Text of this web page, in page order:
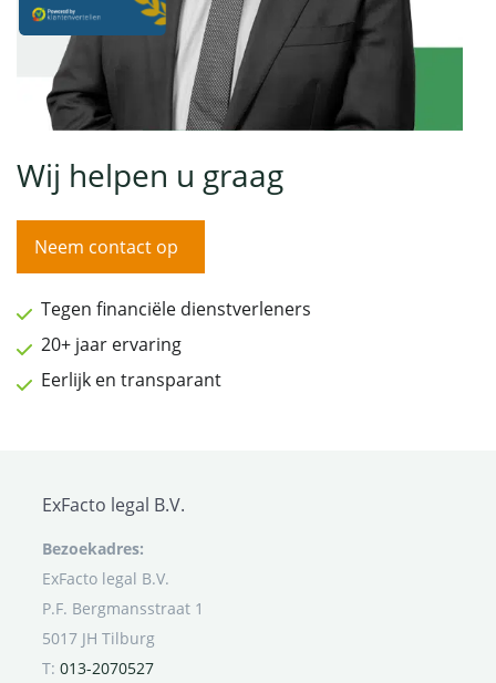
Wij helpen u graag
Neem contact op
Tegen financiële dienstverleners
20+ jaar ervaring
Eerlijk en transparant
ExFacto legal B.V.
Bezoekadres:
ExFacto legal B.V.
P.F. Bergmansstraat 1
5017 JH Tilburg
T: 013-2070527